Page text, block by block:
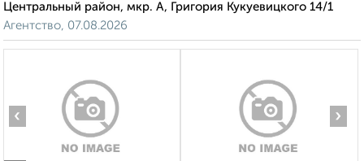
Центральный район, мкр. А, Григория Кукуевицкого 14/1
Агентство, 07.08.2026
‹ ›